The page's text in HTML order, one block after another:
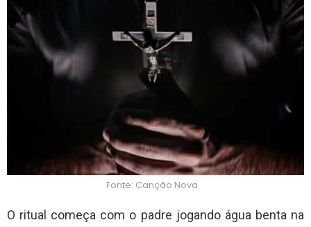
Fonte: Canção Nova
O ritual começa com o padre jogando água benta na